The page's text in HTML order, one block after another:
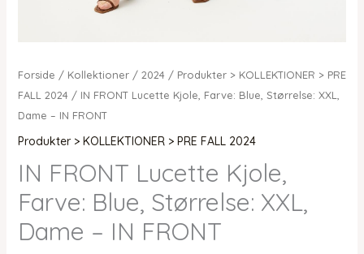
Forside / Kollektioner/ 2024 / Produkter > KOLLEKTIONER > PRE
FALL 2024 / IN FRONT Lucette Kjole, Farve: Blue, Størrelse: XXL,
Dame – IN FRONT
Produkter > KOLLEKTIONER > PRE FALL 2024
IN FRONT Lucette Kjole,
Farve: Blue, Størrelse: XXL,
Dame – IN FRONT